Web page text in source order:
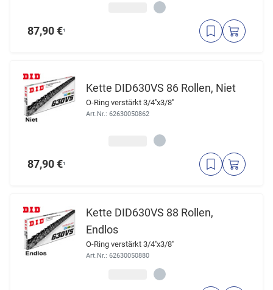
87,90 €¹
Kette DID630VS 86 Rollen, Niet
O-Ring verstärkt 3/4''x3/8''
Art.Nr.: 62630050862
87,90 €¹
Kette DID630VS 88 Rollen,
Endlos
O-Ring verstärkt 3/4''x3/8''
Art.Nr.: 62630050880